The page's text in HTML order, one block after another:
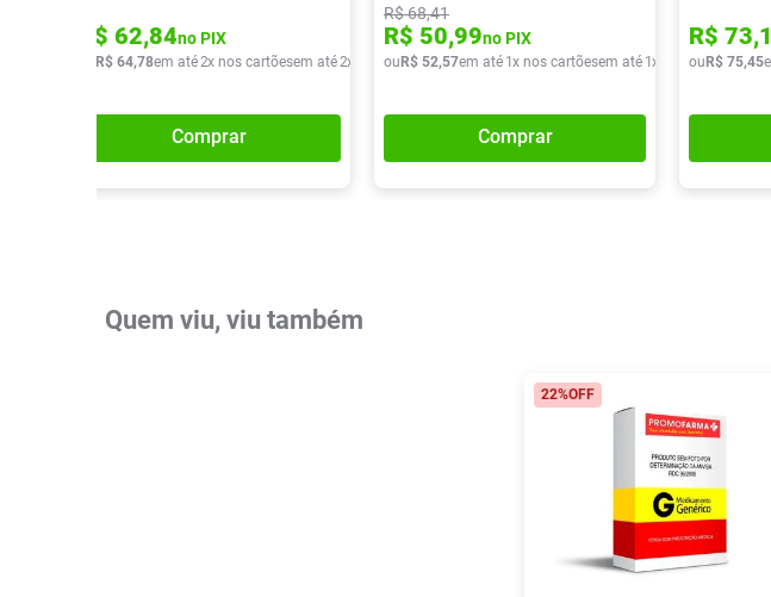
R$ 62,84no PIX
R$ 64,78em até2x nos cartõesem até2x de R$ 32,39
Comprar
R$68,41
R$ 50,99no PIX
ouR$ 52,57em até 1x nos cartõesem até 1x de R$ 52,57
Comprar
R$ 73,
ouR$ 75,45
Quem viu, viu também
22%OFF